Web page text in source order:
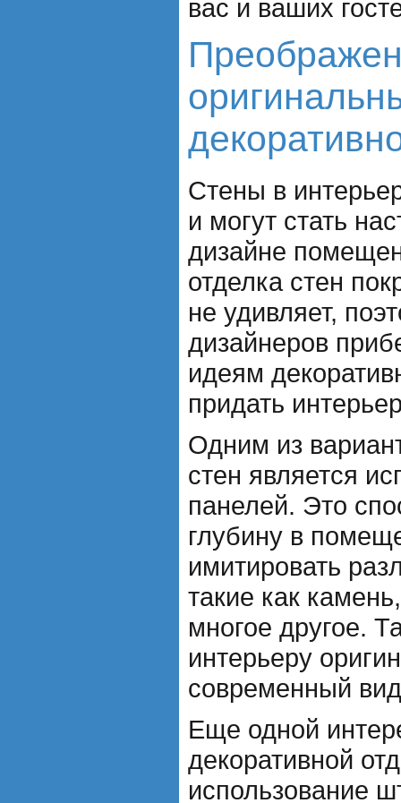
вас и ваших
Стены в
и могут стать
дизайне
отделка стен
не удивляет,
дизайнеров
идеям
придать
Одним из
стен является
панелей. Это
глубину в
имитировать
такие как
многое другое.
интерьеру
современный
Еще одной
декоративной
использование